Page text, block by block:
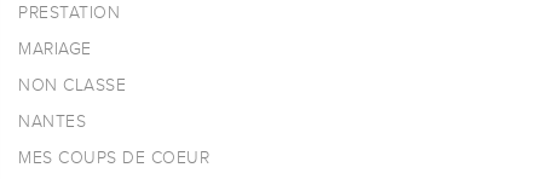
PRESTATION
MARIAGE
NON CLASSE
NANTES
MES COUPS DE COEUR